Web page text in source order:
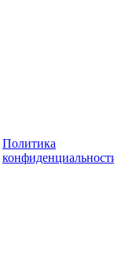
Политика